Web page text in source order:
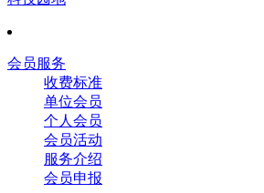
会员服务
收费标准
单位会员
个人会员
会员活动
服务介绍
会员申报